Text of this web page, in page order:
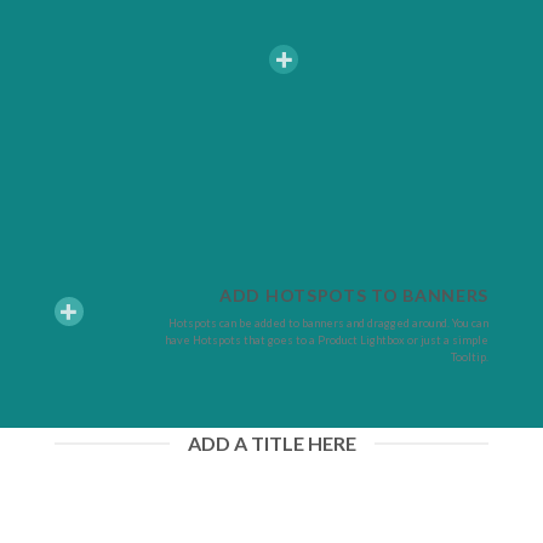
ADD HOTSPOTS TO BANNERS
Hotspots can be added to banners and dragged around. You can
have Hotspots that goes to a Product Lightbox or just a simple
Tooltip.
ADD A TITLE HERE